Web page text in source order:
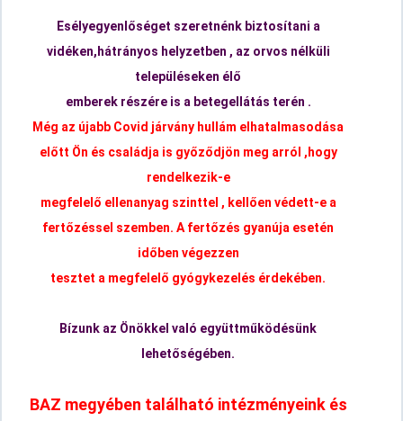
Esélyegyenlőséget szeretnénk biztosítani a
vidéken,hátrányos helyzetben , az orvos nélküli
településeken élő
emberek részére is a betegellátás terén .
Még az újabb Covid járvány hullám elhatalmasodása
előtt Ön és családja is győződjön meg arról ,hogy
rendelkezik-e
megfelelő ellenanyag szinttel , kellően védett-e a
fertőzéssel szemben. A fertőzés gyanúja esetén
időben végezzen
tesztet a megfelelő gyógykezelés érdekében.
Bízunk az Önökkel való együttműködésünk
lehetőségében.
BAZ megyében található intézményeink és